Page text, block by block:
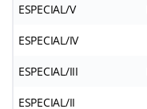
ESPECIAL/V
ESPECIAL/IV
ESPECIAL/III
ESPECIAL/II